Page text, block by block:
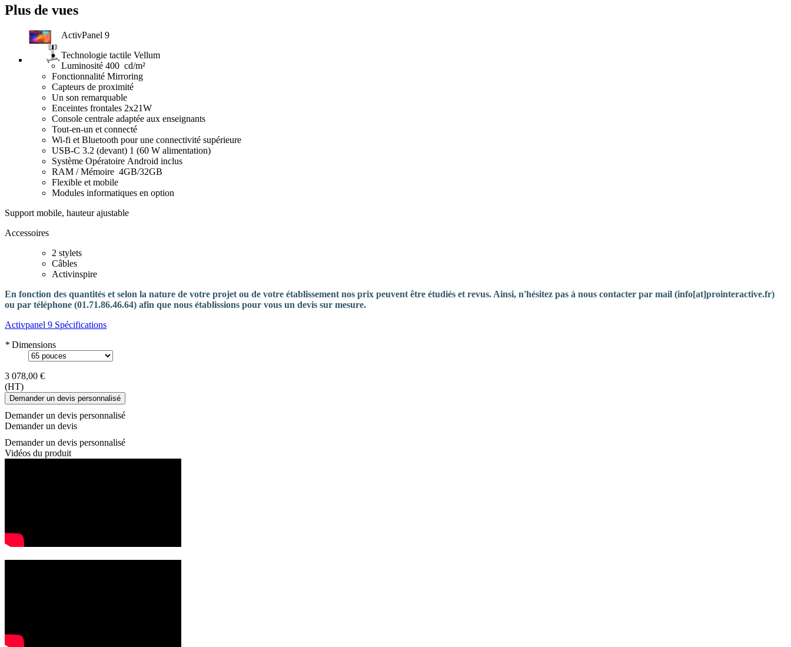
Plus de vues
ActivPanel 9
Technologie tactile Vellum
Luminosité 400 cd/m²
Fonctionnalité Mirroring
Capteurs de proximité
Un son remarquable
Enceintes frontales 2x21W
Console centrale adaptée aux enseignants
Tout-en-un et connecté
Wi-fi et Bluetooth pour une connectivité supérieure
USB-C 3.2 (devant) 1 (60 W alimentation)
Système Opératoire Android inclus
RAM / Mémoire 4GB/32GB
Flexible et mobile
Modules informatiques en option
Support mobile, hauteur ajustable
Accessoires
2 stylets
Câbles
Activinspire
En fonction des quantités et selon la nature de votre projet ou de votre établissement nos prix peuvent être étudiés et revus. Ainsi, n'hésitez pas à nous contacter par mail (info[at]prointeractive.fr)
ou par téléphone (01.71.86.46.64) afin que nous établissions pour vous un devis sur mesure.
Activpanel 9 Spécifications
* Dimensions
3 078,00 €
(HT)
Demander un devis personnalisé
Demander un devis personnalisé
Demander un devis
Demander un devis personnalisé
Vidéos du produit